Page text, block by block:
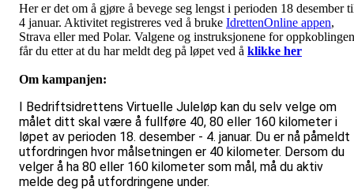
Her er det om å gjøre å bevege seg lengst i perioden 18 desember
4 januar. Aktivitet registreres ved å bruke IdrettenOnline appen,
Strava eller med Polar. Valgene og instruksjonene for oppkoblingen
får du etter at du har meldt deg på løpet ved å klikke her
Om kampanjen:
I Bedriftsidrettens Virtuelle Juleløp kan du selv velge om
målet ditt skal være å fullføre 40, 80 eller 160 kilometer i
løpet av perioden 18. desember - 4. januar. Du er nå påmeldt
utfordringen hvor målsetningen er 40 kilometer. Dersom du
velger å ha 80 eller 160 kilometer som mål, må du aktiv
melde deg på utfordringene under.